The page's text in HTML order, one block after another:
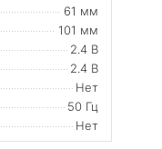
61 мм
101 мм
2.4 В
2.4 В
Нет
50 Гц
Нет